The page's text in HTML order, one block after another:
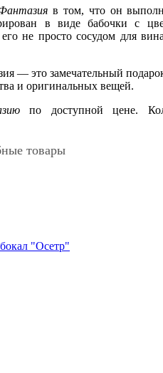
в том, что он
в виде бабочки с
его не просто сосудом для
— это замечательный
и оригинальных вещей.
по доступной цене.
товары
"Осетр"